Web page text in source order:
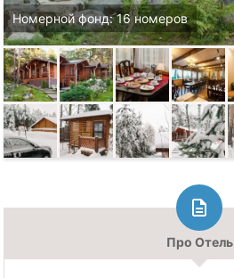
Номерной фонд: 16 номеров
Про Отель